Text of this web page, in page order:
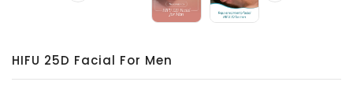
HIFU 25D Facial For Men